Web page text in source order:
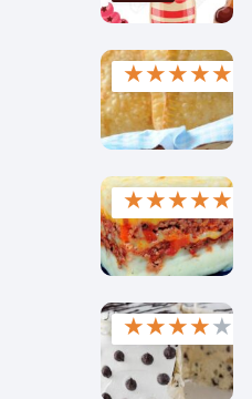
★★★★★
★★★★★
★★★★★